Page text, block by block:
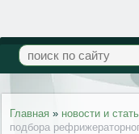
Главная » новости и
подбора